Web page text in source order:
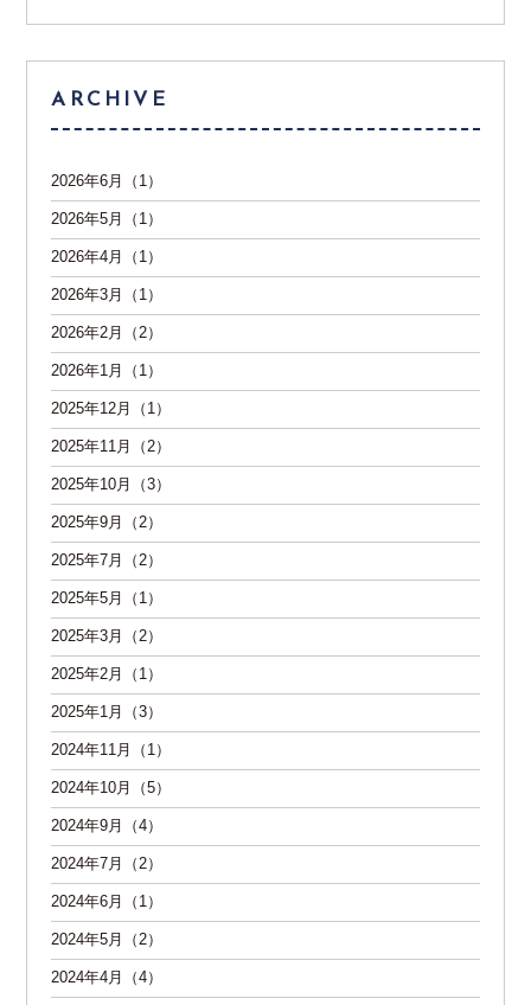
ARCHIVE
2026年6月（1）
2026年5月（1）
2026年4月（1）
2026年3月（1）
2026年2月（2）
2026年1月（1）
2025年12月（1）
2025年11月（2）
2025年10月（3）
2025年9月（2）
2025年7月（2）
2025年5月（1）
2025年3月（2）
2025年2月（1）
2025年1月（3）
2024年11月（1）
2024年10月（5）
2024年9月（4）
2024年7月（2）
2024年6月（1）
2024年5月（2）
2024年4月（4）